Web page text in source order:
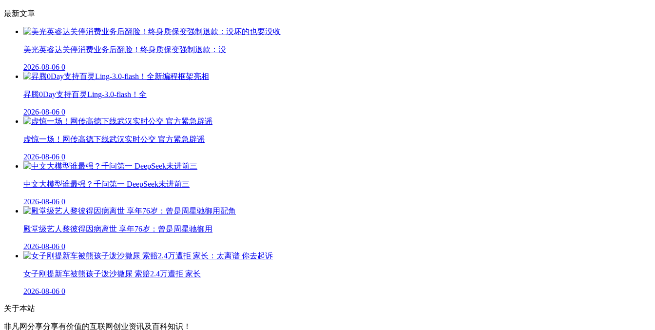
最新文章
美光英睿达关停消费业务后翻脸！终身质保变强制退款：没
2026-08-06 0
昇腾0Day支持百灵Ling-3.0-flash！全
2026-08-06 0
虚惊一场！网传高德下线武汉实时公交 官方紧急辟谣
2026-08-06 0
中文大模型谁最强？千问第一 DeepSeek未进前三
2026-08-06 0
殿堂级艺人黎彼得因病离世 享年76岁：曾是周星驰御用
2026-08-06 0
女子刚提新车被熊孩子泼沙撒尿 索赔2.4万遭拒 家长
2026-08-06 0
关于本站
非凡网分享分享有价值的互联网创业资讯及百科知识！